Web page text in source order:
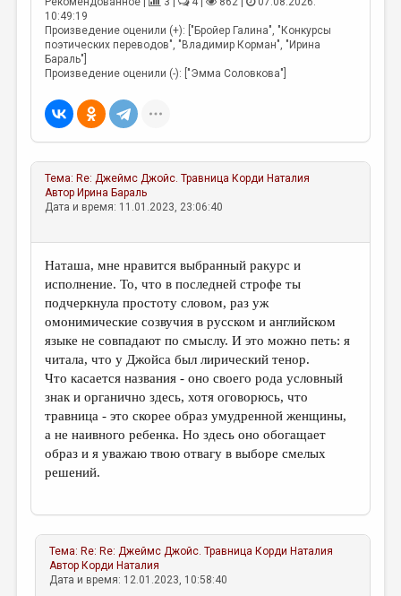
10:49:19
Произведение оценили (+): ["Бройер Галина", "Конкурсы
поэтических переводов", "Владимир Корман", "Ирина
Бараль"]
Произведение оценили (-): ["Эмма Соловкова"]
Тема: Re: Джеймс Джойс. Травница Корди Наталия
Автор Ирина Бараль
Дата и время: 11.01.2023, 23:06:40
Наташа, мне нравится выбранный ракурс и
исполнение. То, что в последней строфе ты
подчеркнула простоту словом, раз уж
омонимические созвучия в русском и английском
языке не совпадают по смыслу. И это можно петь: я
читала, что у Джойса был лирический тенор.
Что касается названия - оно своего рода условный
знак и органично здесь, хотя оговорюсь, что
травница - это скорее образ умудренной женщины,
а не наивного ребенка. Но здесь оно обогащает
образ и я уважаю твою отвагу в выборе смелых
решений.
Тема: Re: Re: Джеймс Джойс. Травница Корди Наталия
Автор Корди Наталия
Дата и время: 12.01.2023, 10:58:40